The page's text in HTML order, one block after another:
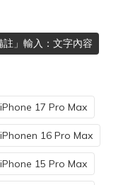
」輸入：文字內容
iPhone 17 Pro Max
iPhonen 16 Pro Max
iPhone 15 Pro Max